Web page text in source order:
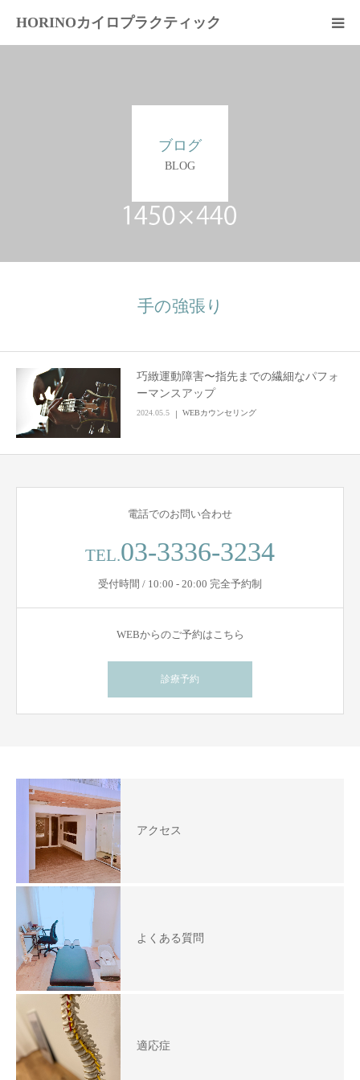
HORINOカイロプラクティック
ブログ
BLOG
手の強張り
巧緻運動障害〜指先までの繊細なパフォ
ーマンスアップ
2024.05.5 WEBカウンセリング
電話でのお問い合わせ
TEL.03-3336-3234
受付時間 / 10:00 - 20:00 完全予約制
WEBからのご予約はこちら
診療予約
アクセス
よくある質問
適応症
Q&A
BLOGs